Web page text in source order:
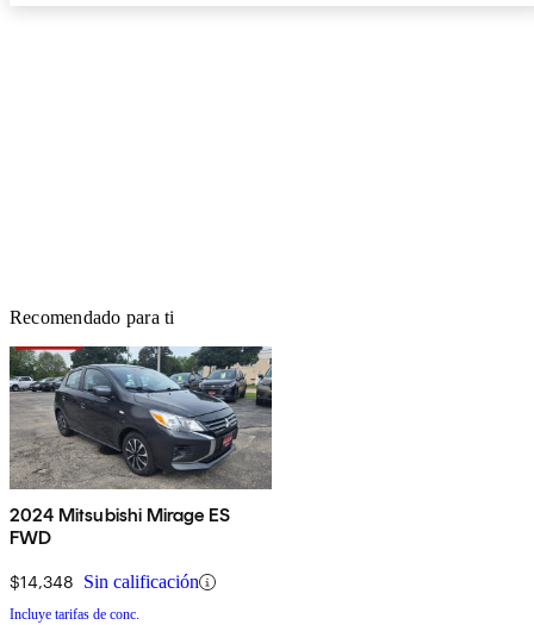
Recomendado para ti
2024 Mitsubishi Mirage ES
FWD
$14,348 Sin calificación
Incluye tarifas de conc.